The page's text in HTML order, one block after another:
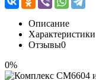
Описание
Характеристики
Отзывы0
0%